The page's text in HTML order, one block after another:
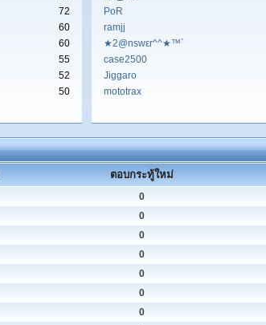
72
60
60
55
52
50
PoR
ramjj
★2@nswεr^^★™`
case2500
Jiggaro
mototrax
ตอบกระทู้ใหม่
0
0
0
0
0
0
0